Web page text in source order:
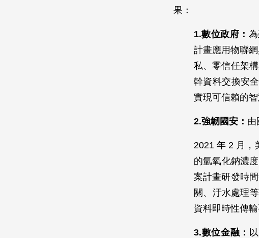
果：
1.數位政府：
計畫應用物聯
私、零信任架
幹資料交換安
實現可信賴的
2.強韌國安： 由
2021 年 2 月，
的氫氧化鈉濃
案計畫研發時
關、汙水處理
資料即時性傳
3.數位金融：